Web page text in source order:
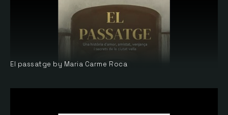
El passatge by Maria Carme Roca